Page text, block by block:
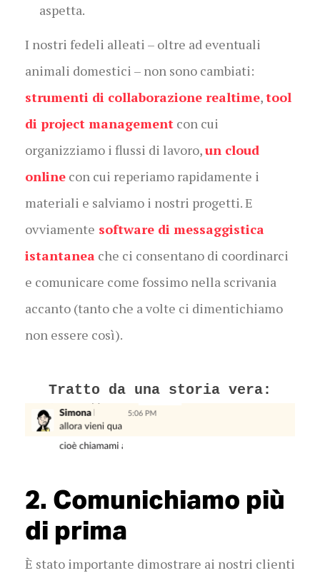
aspetta.
I nostri fedeli alleati – oltre ad eventuali
animali domestici – non sono cambiati:
strumenti di collaborazione realtime,tool
di project management con cui
organizziamo i flussi di lavoro,un cloud
online con cui reperiamo rapidamente i
materiali e salviamo i nostri progetti. E
ovviamente software di messaggistica
istantanea che ci consentano di coordinarci
e comunicare come fossimo nella scrivania
accanto (tanto che a volte ci dimentichiamo
non essere così).
Tratto da una storia vera:
2. Comunichiamo più
di prima
È stato importante dimostrare ai nostri clienti